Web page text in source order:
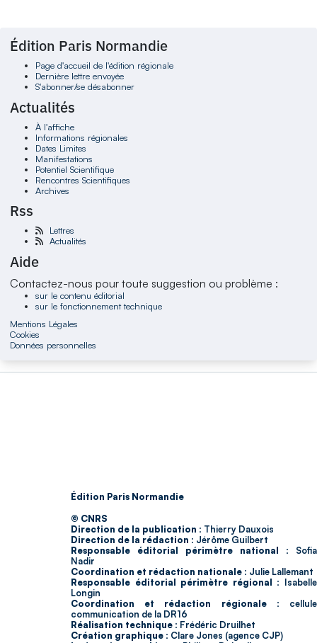
Édition Paris Normandie
Page d'accueil de l'édition régionale
Dernière lettre envoyée
S'abonner/se désabonner
Actualités
À l'affiche
Informations régionales
Dates Limites
Manifestations
Potentiel Scientifique
Rencontres Scientifiques
Archives
Rss
Lettres
Actualités
Aide
Contactez-nous pour toute suggestion ou problème :
sur le contenu éditorial
sur le fonctionnement technique
Mentions Légales
Cookies
Données personnelles
Édition Paris Normandie
© CNRS
Direction de la publication : Thierry Dauxois
Direction de la rédaction : Jérôme Guilbert
Responsable éditorial périmètre national : Sofia
Nadir
Coordination et rédaction nationale : Julie Lallemant
Responsable éditorial périmètre régional : Isabelle
Longin
Coordination et rédaction régionale : cellule
communication de la DR16
Réalisation technique : Frédéric Druilhet
Création graphique : Clare Jones (agence CJP)